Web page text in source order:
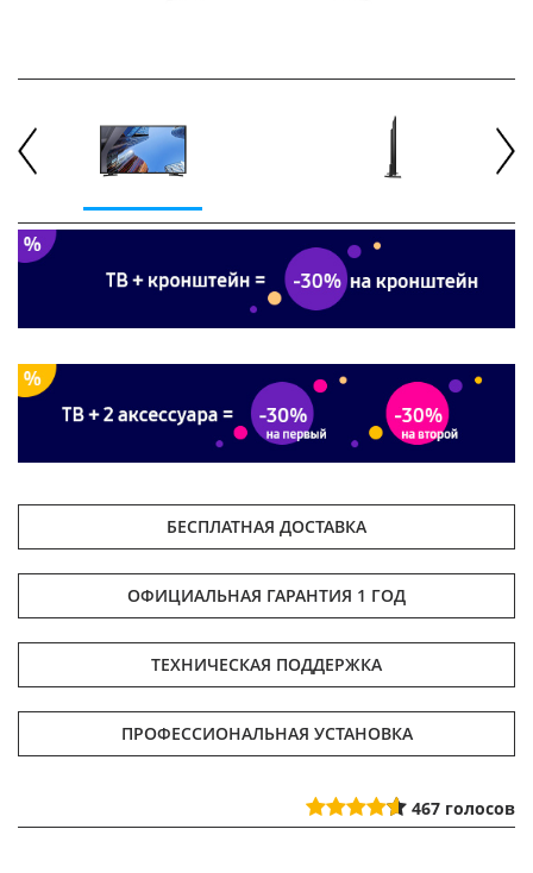
БЕСПЛАТНАЯ ДОСТАВКА
ОФИЦИАЛЬНАЯ ГАРАНТИЯ 1 ГОД
ТЕХНИЧЕСКАЯ ПОДДЕРЖКА
ПРОФЕССИОНАЛЬНАЯ УСТАНОВКА
467 голосов